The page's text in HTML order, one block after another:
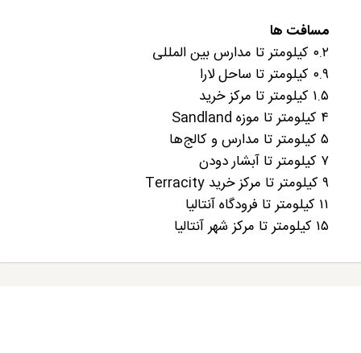
مسافت ها
۰.۲ کیلومتر تا مدارس بین المللی
۰.۹ کیلومتر تا ساحل لارا
۱.۵ کیلومتر تا مرکز خرید
۴ کیلومتر تا موزه Sandland
۵ کیلومتر تا مدارس و کالج‌ها
۷ کیلومتر تا آبشار دودن
۹ کیلومتر تا مرکز خرید Terracity
۱۱ کیلومتر تا فرودگاه آنتالیا
۱۵ کیلومتر تا مرکز شهر آنتالیا